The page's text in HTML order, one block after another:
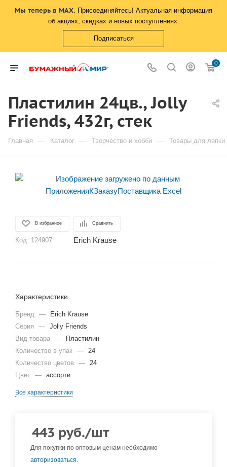
Мы теперь в MAX. Присоединяйтесь! Актуальная информация
об акциях, скидках и новых поступлениях.
Подписаться
0
Пластилин 24цв., Jolly
Friends, 432г, стек
Главная — Каталог — Творчество и хобби — Товары для лепки
В избранное Сравнить
Код: 124907 Erich Krause
Характеристики
Бренд —
Erich Krause
Серия
— Jolly Friends
Вид товара —
Пластилин
Количество в упак — 24
Количество цветов
— 24
Цвет — ассорти
Все характеристики
443 руб./шт
Для покупки по оптовым ценам необходимо
авторизоваться.